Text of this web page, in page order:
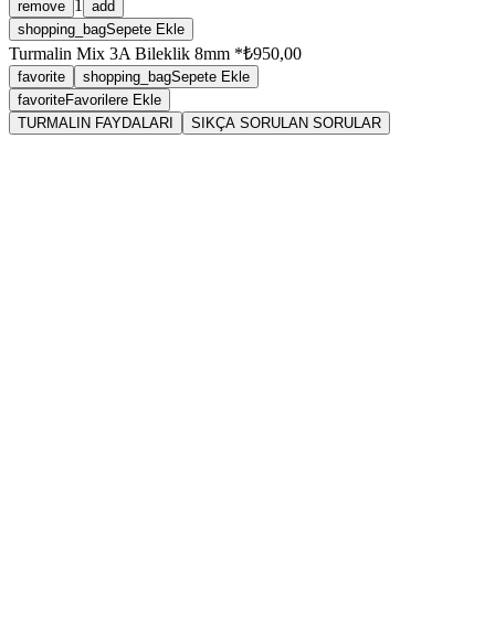
remove 1
add
shopping_bagSepete Ekle
Turmalin Mix 3A Bileklik 8mm *₺950,00
favorite shopping_bagSepete Ekle
favoriteFavorilere Ekle
TURMALIN FAYDALARI
SIKÇA SORULAN SORULAR